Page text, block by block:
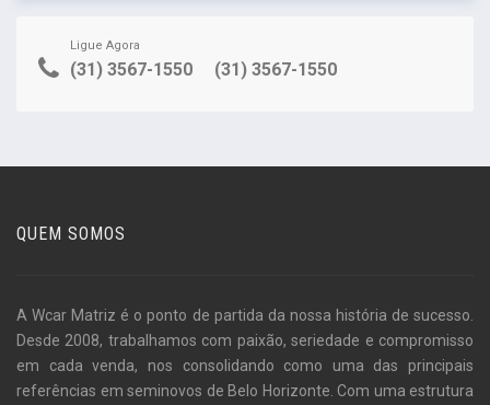
Ligue Agora
(31) 3567-1550 (31) 3567-1550
QUEM SOMOS
A Wcar Matriz é o ponto de partida da nossa história de sucesso.
Desde 2008, trabalhamos com paixão, seriedade e compromisso
em cada venda, nos consolidando como uma das principais
referências em seminovos de Belo Horizonte. Com uma estrutura